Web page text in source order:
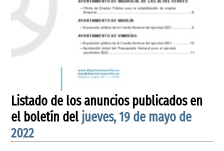
Listado de los anuncios publicados en
el boletín del jueves, 19 de mayo de
2022